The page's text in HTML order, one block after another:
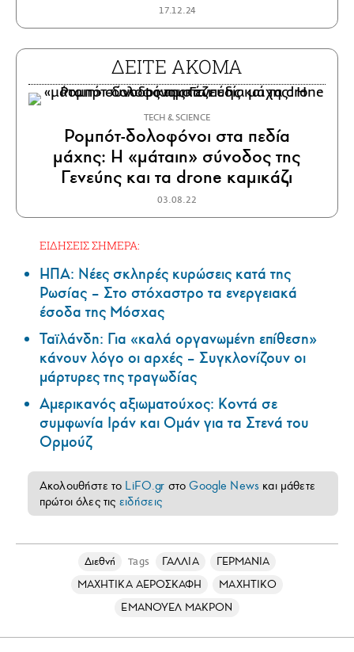
17.12.24
ΔΕΙΤΕ ΑΚΟΜΑ
ΤECH & SCIENCE
Ρομπότ-δολοφόνοι στα πεδία
μάχης: Η «μάταιη» σύνοδος της
Γενεύης και τα drone καμικάζι
03.08.22
ΕΙΔΗΣΕΙΣ ΣΗΜΕΡΑ:
ΗΠΑ: Nέες σκληρές κυρώσεις κατά της
Ρωσίας – Στο στόχαστρο τα ενεργειακά
έσοδα της Μόσχας
Ταϊλάνδη: Για «καλά οργανωμένη επίθεση»
κάνουν λόγο οι αρχές – Συγκλονίζουν οι
μάρτυρες της τραγωδίας
Αμερικανός αξιωματούχος: Κοντά σε
συμφωνία Ιράν και Ομάν για τα Στενά του
Ορμούζ
Ακολουθήστε το LiFO.gr στοGoogle News και μάθετε
πρώτοι όλες τις ειδήσεις
Διεθνή Tags ΓΑΛΛΙΑ
ΓΕΡΜΑΝΙΑ
ΜΑΧΗΤΙΚΑ ΑΕΡΟΣΚΑΦΗ
ΜΑΧΗΤΙΚΟ
ΕΜΑΝΟΥΕΛ ΜΑΚΡΟΝ